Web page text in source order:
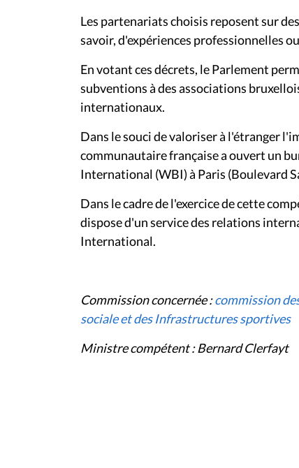
Les partenariats choisis reposent sur
savoir, d'expériences professionnelles
En votant ces décrets, le Parlement
subventions à des associations
internationaux.
Dans le souci de valoriser à l'étranger
communautaire française a ouvert un
International (WBI) à Paris (Boulevard
Dans le cadre de l'exercice de cette
dispose d'un service des relations
International.
Commission concernée :commission
sociale et des Infrastructures sportives
Ministre compétent : Bernard Clerfayt